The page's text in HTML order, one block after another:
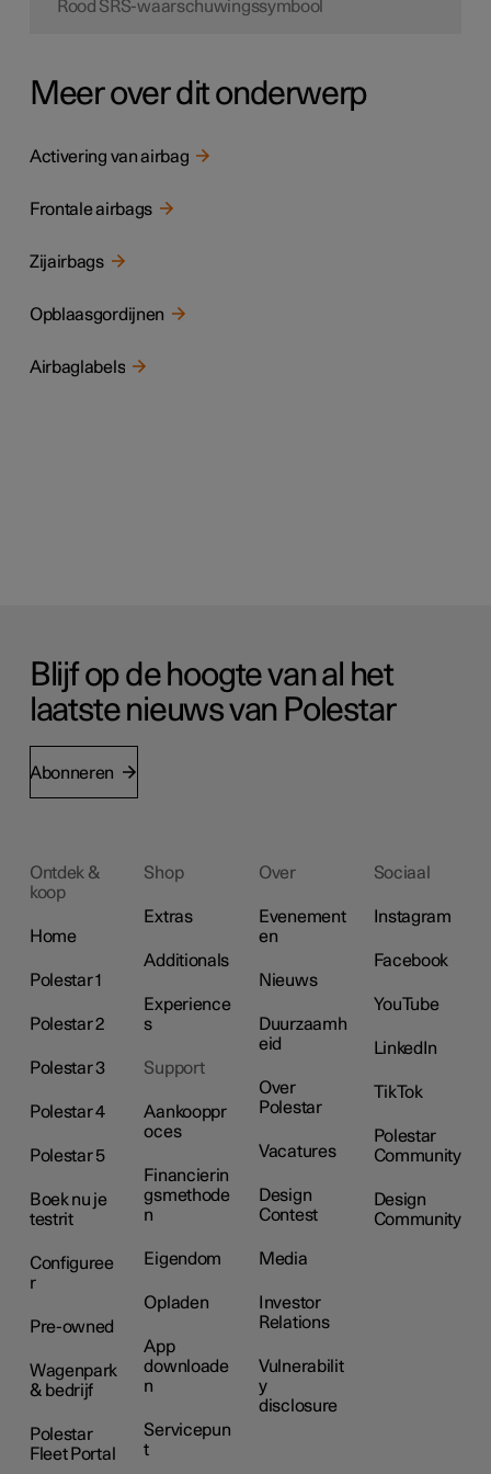
Rood SRS-waarschuwingssymbool
Meer over dit onderwerp
Activering van airbag
Frontale airbags
Zijairbags
Opblaasgordijnen
Airbaglabels
Blijf op de hoogte van al het
laatste nieuws van Polestar
Abonneren
Ontdek &
koop
Home
Polestar 1
Polestar 2
Polestar 3
Polestar 4
Polestar 5
Boek nu je
testrit
Configuree
r
Pre-owned
Wagenpark
& bedrijf
Polestar
Fleet Portal
Shop
Extras
Additionals
Experience
s
Support
Aankooppr
oces
Financierin
gsmethode
n
Eigendom
Opladen
App
downloade
n
Servicepun
t
Over
Evenement
en
Nieuws
Duurzaamh
eid
Over
Polestar
Vacatures
Design
Contest
Media
Investor
Relations
Vulnerabilit
y
disclosure
Sociaal
Instagram
Facebook
YouTube
LinkedIn
TikTok
Polestar
Community
Design
Community